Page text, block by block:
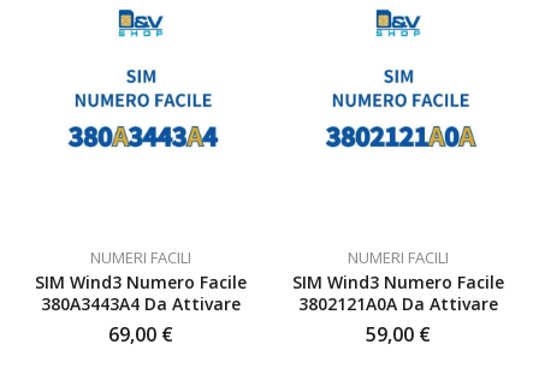
NUMERI FACILI
SIM Wind3 Numero Facile
380A3443A4 Da Attivare
69,00 €
NUMERI FACILI
SIM Wind3 Numero Facile
3802121A0A Da Attivare
59,00 €